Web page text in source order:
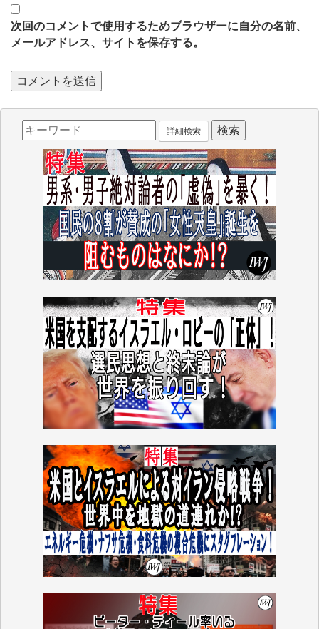
次回のコメントで使用するためブラウザーに自分の名前、
メールアドレス、サイトを保存する。
詳細検索